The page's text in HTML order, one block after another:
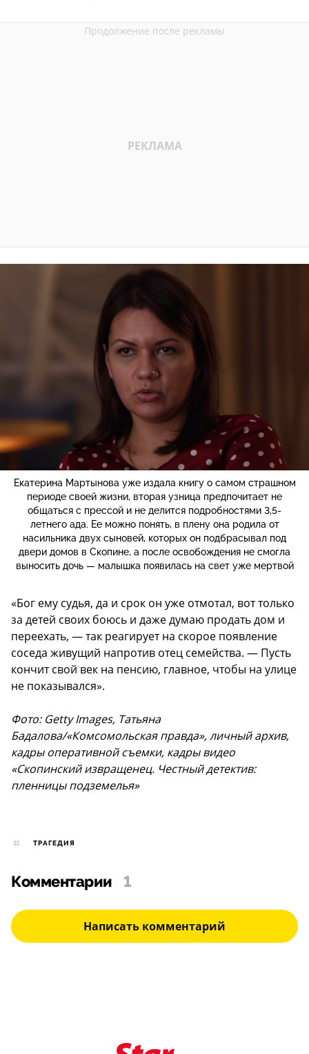
Екатерина Мартынова уже издала книгу о самом страшном
периоде своей жизни, вторая узница предпочитает не
общаться с прессой и не делится подробностями 3,5-
летнего ада. Ее можно понять, в плену она родила от
насильника двух сыновей, которых он подбрасывал под
двери домов в Скопине, а после освобождения не смогла
выносить дочь — малышка появилась на свет уже мертвой
«Бог ему судья, да и срок он уже отмотал, вот только
за детей своих боюсь и даже думаю продать дом и
переехать, — так реагирует на скорое появление
соседа живущий напротив отец семейства. — Пусть
кончит свой век на пенсию, главное, чтобы на улице
не показывался».
Фото: Getty Images, Татьяна
Бадалова/«Комсомольская правда», личный архив,
кадры оперативной съемки, кадры видео
«Скопинский извращенец. Честный детектив:
пленницы подземелья»
ТРАГЕДИЯ
Комментарии 1
Написать комментарий